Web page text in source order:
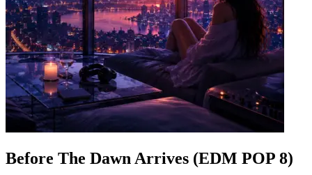
Before The Dawn Arrives (EDM POP 8)